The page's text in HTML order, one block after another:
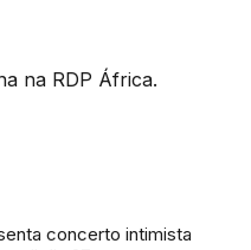
na RDP África.
concerto intimista